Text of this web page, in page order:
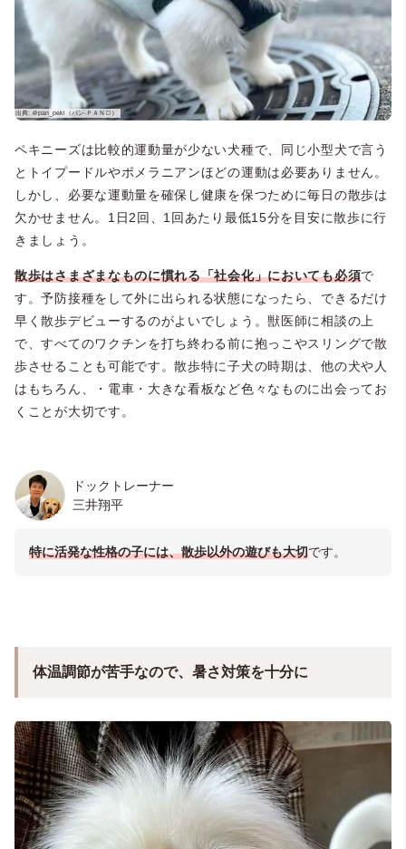
ペキニーズは比較的運動量が少ない犬種で、同じ小型犬で言う
とトイプードルやポメラニアンほどの運動は必要ありません。
しかし、必要な運動量を確保し健康を保つために毎日の散歩は
欠かせません。1日2回、1回あたり最低15分を目安に散歩に行
きましょう。
散歩はさまざまなものに慣れる「社会化」においても必須で
す。予防接種をして外に出られる状態になったら、できるだけ
早く散歩デビューするのがよいでしょう。獣医師に相談の上
で、すべてのワクチンを打ち終わる前に抱っこやスリングで散
歩させることも可能です。散歩特に子犬の時期は、他の犬や人
はもちろん、・電車・大きな看板など色々なものに出会ってお
くことが大切です。
ドックトレーナー
三井翔平
特に活発な性格の子には、散歩以外の遊びも大切です。
体温調節が苦手なので、暑さ対策を十分に